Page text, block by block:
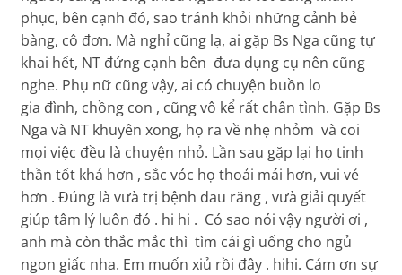
phục, bên cạnh đó, sao tránh khỏi những cảnh bẻ
bàng, cô đơn. Mà nghỉ cũng lạ, ai gặp Bs Nga cũng tự
khai hết, NT đứng cạnh bên đưa dụng cụ nên cũng
nghe. Phụ nữ cũng vậy, ai có chuyện buồn lo
gia đình, chồng con , cũng vô kể rất chân tình. Gặp Bs
Nga và NT khuyên xong, họ ra về nhẹ nhỏm và coi
mọi việc đều là chuyện nhỏ. Lần sau gặp lại họ tinh
thần tốt khá hơn , sắc vóc họ thoải mái hơn, vui vẻ
hơn . Đúng là vưà trị bệnh đau răng , vưà giải quyết
giúp tâm lý luôn đó . hi hi . Có sao nói vậy người ơi ,
anh mà còn thắc mắc thì tìm cái gì uống cho ngủ
ngon giấc nha. Em muốn xiủ rồi đây . hihi. Cám ơn sự